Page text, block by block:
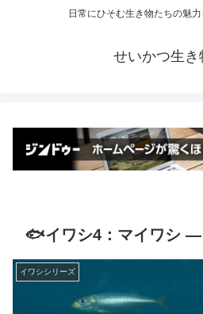
日常にひそむ生き物たちの魅力
せいかつ生き
🐟イワシ4：マイワシ
イワシシリーズ